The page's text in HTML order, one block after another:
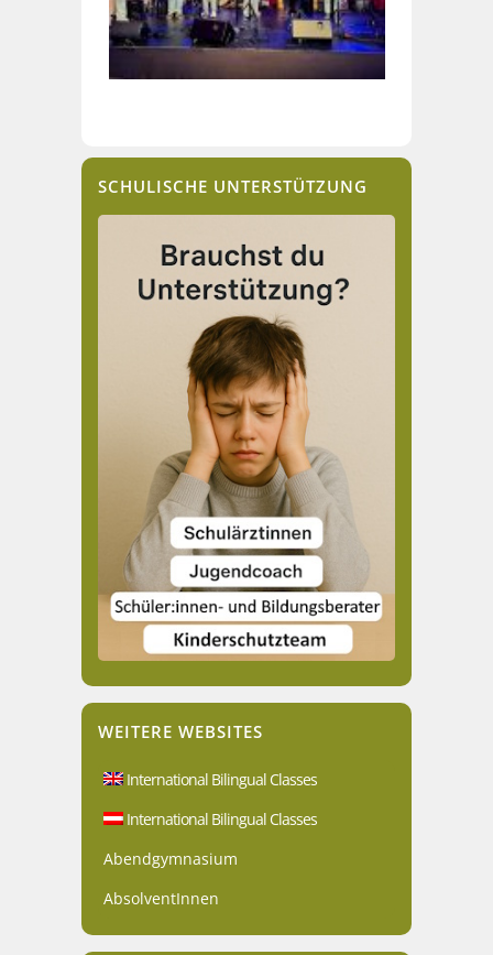
SCHULISCHE UNTERSTÜTZUNG
WEITERE WEBSITES
International Bilingual Classes
International Bilingual Classes
Abendgymnasium
AbsolventInnen